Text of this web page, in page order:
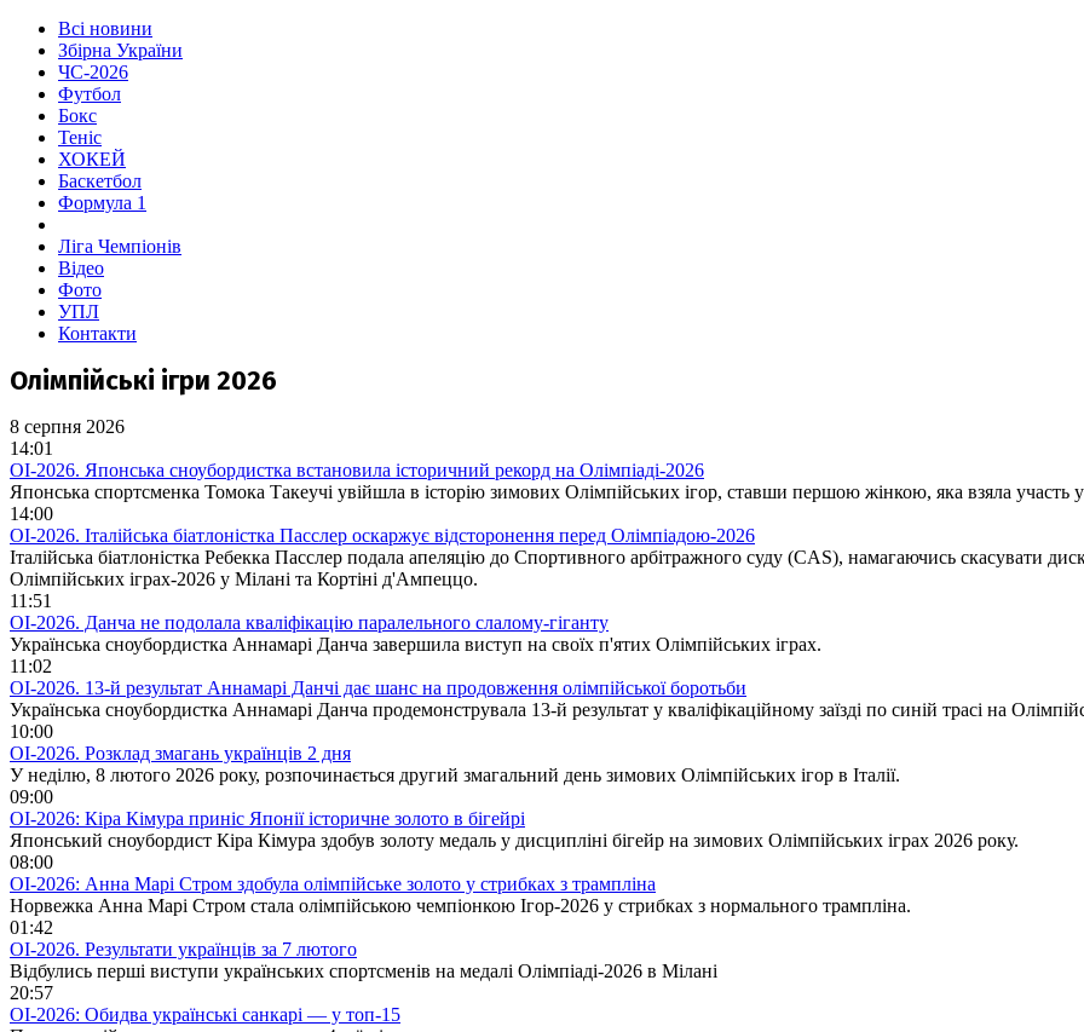
Всі новини
Збірна України
ЧС-2026
Футбол
Бокс
Теніс
ХОКЕЙ
Баскетбол
Формула 1
Ліга Чемпіонів
Відео
Фото
УПЛ
Контакти
Олімпійські ігри 2026
8 серпня 2026
14:01
ОІ-2026. Японська сноубордистка встановила історичний рекорд на Олімпіаді-2026
Японська спортсменка Томока Такеучі увійшла в історію зимових Олімпійських ігор, ставши першою жінкою, яка взяла участь
14:00
ОІ-2026. Італійська біатлоністка Пасслер оскаржує відсторонення перед Олімпіадою-2026
Італійська біатлоністка Ребекка Пасслер подала апеляцію до Спортивного арбітражного суду (CAS), намагаючись скасувати
Олімпійських іграх-2026 у Мілані та Кортіні д'Ампеццо.
11:51
ОІ-2026. Данча не подолала кваліфікацію паралельного слалому-гіганту
Українська сноубордистка Аннамарі Данча завершила виступ на своїх п'ятих Олімпійських іграх.
11:02
ОІ-2026. 13-й результат Аннамарі Данчі дає шанс на продовження олімпійської боротьби
Українська сноубордистка Аннамарі Данча продемонструвала 13-й результат у кваліфікаційному заїзді по синій трасі на
10:00
ОІ-2026. Розклад змагань українців 2 дня
У неділю, 8 лютого 2026 року, розпочинається другий змагальний день зимових Олімпійських ігор в Італії.
09:00
ОІ-2026: Кіра Кімура приніс Японії історичне золото в бігейрі
Японський сноубордист Кіра Кімура здобув золоту медаль у дисципліні бігейр на зимових Олімпійських іграх 2026 року.
08:00
ОІ-2026: Анна Марі Стром здобула олімпійське золото у стрибках з трампліна
Норвежка Анна Марі Стром стала олімпійською чемпіонкою Ігор-2026 у стрибках з нормального трампліна.
01:42
ОІ-2026. Результати українців за 7 лютого
Відбулись перші виступи українських спортсменів на медалі Олімпіаді-2026 в Мілані
20:57
ОІ-2026: Обидва українські санкарі — у топ-15